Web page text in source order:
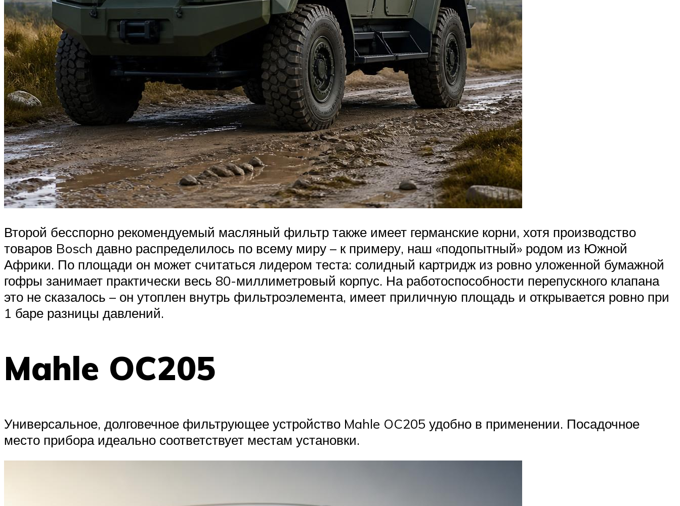
Второй бесспорно рекомендуемый масляный фильтр также имеет германские корни, хотя производство
товаров Bosch давно распределилось по всему миру – к примеру, наш «подопытный» родом из Южной
Африки. По площади он может считаться лидером теста: солидный картридж из ровно уложенной бумажной
гофры занимает практически весь 80-миллиметровый корпус. На работоспособности перепускного клапана
это не сказалось – он утоплен внутрь фильтроэлемента, имеет приличную площадь и открывается ровно при
1 баре разницы давлений.
Mahle OC205
Универсальное, долговечное фильтрующее устройство Mahle OC205 удобно в применении. Посадочное
место прибора идеально соответствует местам установки.